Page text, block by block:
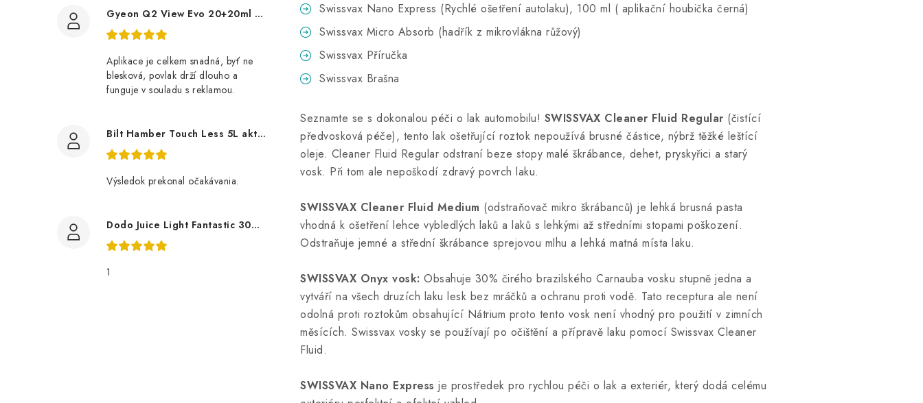
Gyeon Q2 View Evo 20+20ml nanopovlak na okna
Aplikace je celkem snadná, byť ne
blesková, povlak drží dlouho a
funguje v souladu s reklamou.
Bilt Hamber Touch Less 5L aktivní pěna
Výsledok prekonal očakávania.
Dodo Juice Light Fantastic 30ml měkký vosk
1
Swissvax Nano Express (Rychlé ošetření autolaku), 100 ml ( aplikační houbička černá)
Swissvax Micro Absorb (hadřík z mikrovlákna růžový)
Swissvax Příručka
Swissvax Brašna
Seznamte se s dokonalou péči o lak automobilu! SWISSVAX Cleaner Fluid Regular (čistící
předvosková péče), tento lak ošetřující roztok nepoužívá brusné částice, nýbrž těžké leštící
oleje. Cleaner Fluid Regular odstraní beze stopy malé škrábance, dehet, pryskyřici a starý
vosk. Při tom ale nepoškodí zdravý povrch laku.
SWISSVAX Cleaner Fluid Medium (odstraňovač mikro škrábanců) je lehká brusná pasta
vhodná k ošetření lehce vybledlých laků a laků s lehkými až středními stopami poškození.
Odstraňuje jemné a střední škrábance sprejovou mlhu a lehká matná místa laku.
SWISSVAX Onyx vosk: Obsahuje 30% čirého brazilského Carnauba vosku stupně jedna a
vytváří na všech druzích laku lesk bez mráčků a ochranu proti vodě. Tato receptura ale není
odolná proti roztokům obsahující Nátrium proto tento vosk není vhodný pro použití v zimních
měsících. Swissvax vosky se používají po očištění a přípravě laku pomocí Swissvax Cleaner
Fluid.
SWISSVAX Nano Express je prostředek pro rychlou péči o lak a exteriér, který dodá celému